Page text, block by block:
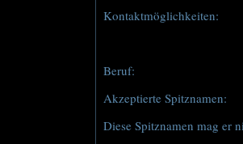
Kontaktmöglichkeiten:
Beruf:
Akzeptierte Spitznamen:
Diese Spitznamen mag er